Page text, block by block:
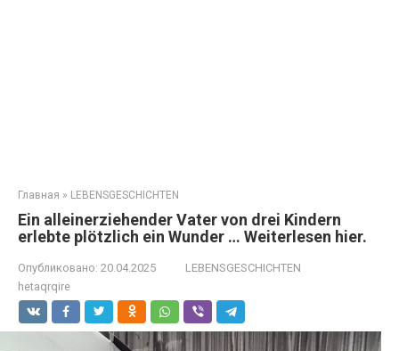
Главная » LEBENSGESCHICHTEN
Ein alleinerziehender Vater von drei Kindern
erlebte plötzlich ein Wunder … Weiterlesen hier.
Опубликовано: 20.04.2025
LEBENSGESCHICHTEN
hetaqrqire